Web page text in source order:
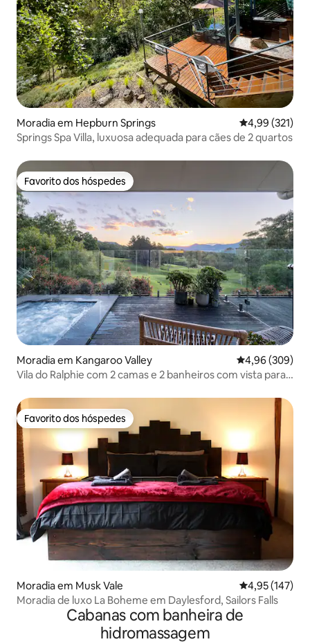
Moradia em Hepburn Springs Classificação
4,99 (321)
Springs Spa Villa, luxuosa adequada para cães de 2 quartos
Favorito dos hóspedes
Favorito dos hóspedes
Moradia em Kangaroo Valley Classificação
4,96 (309)
Vila do Ralphie com 2 camas e 2 banheiros com vista para
Favorito dos hóspedes
Favorito dos hóspedes
Moradia em Musk Vale Classificação
4,95 (147)
Moradia de luxo La Boheme em Daylesford, Sailors Falls
Cabanas com banheira de
hidromassagem